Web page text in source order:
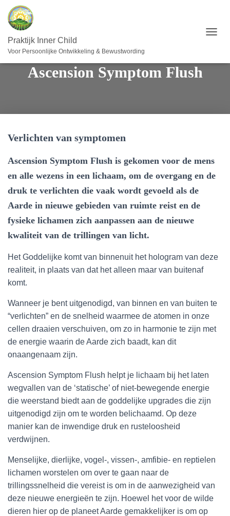
Praktijk Inner Child
Voor Persoonlijke Ontwikkeling & Bewustwording
I
E
Ascension Symptom Flush
Verlichten van symptomen
Ascension Symptom Flush is gekomen voor de mens
en alle wezens in een lichaam, om de overgang en de
druk te verlichten die vaak wordt gevoeld als de
Aarde in nieuwe gebieden van ruimte reist en de
fysieke lichamen zich aanpassen aan de nieuwe
kwaliteit van de trillingen van licht.
Het Goddelijke komt van binnenuit het hologram van deze
realiteit, in plaats van dat het alleen maar van buitenaf
komt.
Wanneer je bent uitgenodigd, van binnen en van buiten te
“verlichten” en de snelheid waarmee de atomen in onze
cellen draaien verschuiven, om zo in harmonie te zijn met
de energie waarin de Aarde zich baadt, kan dit
onaangenaam zijn.
Ascension Symptom Flush helpt je lichaam bij het laten
wegvallen van de ‘statische’ of niet-bewegende energie
die weerstand biedt aan de goddelijke upgrades die zijn
uitgenodigd zijn om te worden belichaamd. Op deze
manier kan de inwendige druk en rusteloosheid
verdwijnen.
Menselijke, dierlijke, vogel-, vissen-, amfibie- en reptielen
lichamen worstelen om over te gaan naar de
trillingssnelheid die vereist is om in de aanwezigheid van
deze nieuwe energieën te zijn. Hoewel het voor de wilde
dieren hier op de planeet Aarde gemakkelijker is om op